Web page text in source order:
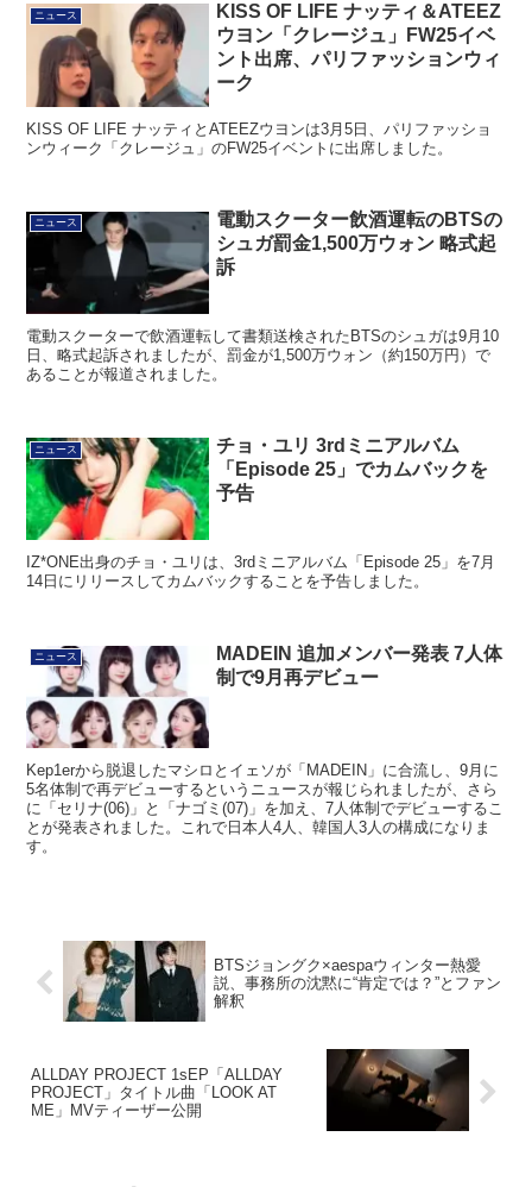
ニュース
KISS OF LIFE ナッティ＆ATEEZ
ウヨン「クレージュ」FW25イベ
ント出席、パリファッションウィ
ーク
KISS OF LIFE ナッティとATEEZウヨンは3月5日、パリファッショ
ンウィーク「クレージュ」のFW25イベントに出席しました。
ニュース
電動スクーター飲酒運転のBTSの
シュガ罰金1,500万ウォン 略式起
訴
電動スクーターで飲酒運転して書類送検されたBTSのシュガは9月10
日、略式起訴されましたが、罰金が1,500万ウォン（約150万円）で
あることが報道されました。
ニュース
チョ・ユリ 3rdミニアルバム
「Episode 25」でカムバックを
予告
IZ*ONE出身のチョ・ユリは、3rdミニアルバム「Episode 25」を7月
14日にリリースしてカムバックすることを予告しました。
ニュース
MADEIN 追加メンバー発表 7人体
制で9月再デビュー
Kep1erから脱退したマシロとイェソが「MADEIN」に合流し、9月に
5名体制で再デビューするというニュースが報じられましたが、さら
に「セリナ(06)」と「ナゴミ(07)」を加え、7人体制でデビューするこ
とが発表されました。これで日本人4人、韓国人3人の構成になりま
す。
BTSジョングク×aespaウィンター熱愛
説、事務所の沈黙に“肯定では？”とファン
解釈
ALLDAY PROJECT 1sEP「ALLDAY
PROJECT」タイトル曲「LOOK AT
ME」MVティーザー公開